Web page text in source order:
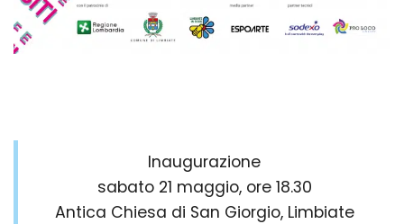
Inaugurazione
sabato 21 maggio, ore 18.30
Antica Chiesa di San Giorgio, Limbiate